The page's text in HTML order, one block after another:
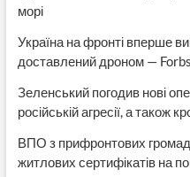
морі
Україна на фронті вперше
доставлений дроном — Forbs
Зеленський погодив нові
російській агресії, а також
ВПО з прифронтових
житлових сертифікатів на